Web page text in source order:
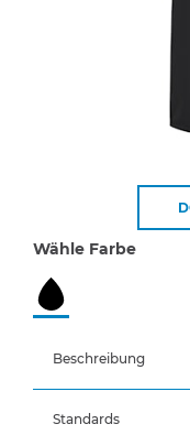
Wähle Farbe
Beschreibung
100% Polyester,
Standards